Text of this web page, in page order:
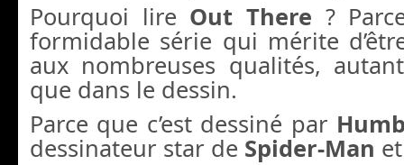
Pourquoi lire Out There ?
formidable série qui mérite
aux nombreuses qualités,
que dans le dessin.
Parce que c’est dessiné par
dessinateur star de Spider-Man